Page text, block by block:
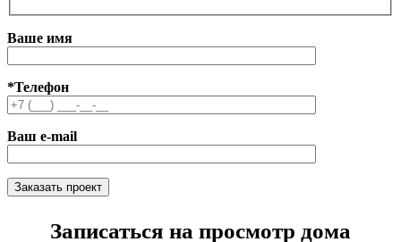
Ваше имя
*Телефон
Ваш e-mail
Записаться на просмотр дома